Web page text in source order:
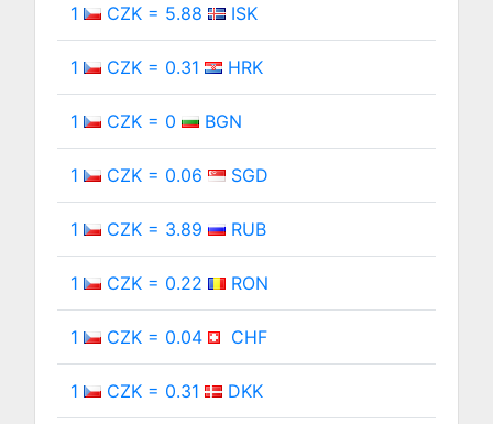
1 CZK = 5.88 ISK
1 CZK = 0.31 HRK
1 CZK = 0 BGN
1 CZK = 0.06 SGD
1 CZK = 3.89 RUB
1 CZK = 0.22 RON
1 CZK = 0.04 CHF
1 CZK = 0.31 DKK